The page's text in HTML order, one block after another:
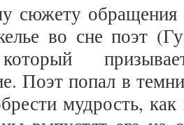
сюжету
во сне поэт
который
Поэт попал в
мудрость,